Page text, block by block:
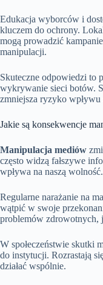
Edukacja wyborców i
kluczem do ochrony.
mogą prowadzić
manipulacji.
Skuteczne odpowiedzi to
wykrywanie sieci botów.
zmniejsza ryzyko
Jakie są konsekwencje
Manipulacja mediów
często widzą fałszywe
wpływa na naszą wolność.
Regularne narażanie na
wątpić w swoje
problemów zdrowotnych,
W społeczeństwie skutki
do instytucji. Rozrastają
działać wspólnie.